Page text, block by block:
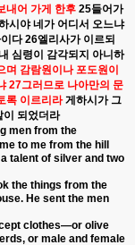
내어 가게 한후 25들어가
시야 네가 어디서 오느냐
다26엘리사가 이르되
심령이 감각되지 아니하
며 감람원이나 포도원이
27그러므로 나아만의 문
록 이르리라 게하시가 그
이 되었더라
men from the
to me from the hill
talent of silver and two
the things from the
He sent the men
clothes—or olive
or male and female